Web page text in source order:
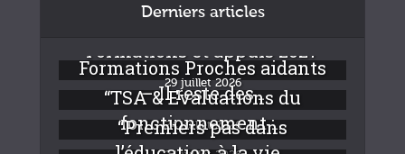
Derniers articles
Formations et appuis 2027
29 juillet 2026
Formations Proches aidants
– Il reste des...
24 juillet 2026
“TSA & Evaluations du
fonctionnement :...
“Premiers pas dans